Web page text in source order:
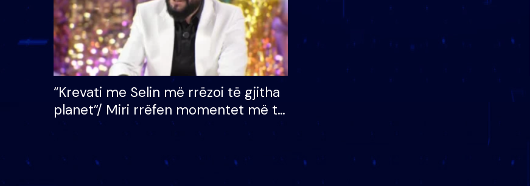
“Krevati me Selin më rrëzoi të gjitha
planet”/ Miri rrëfen momentet më të
bukura në shtëpinë e BB VIP: Do më